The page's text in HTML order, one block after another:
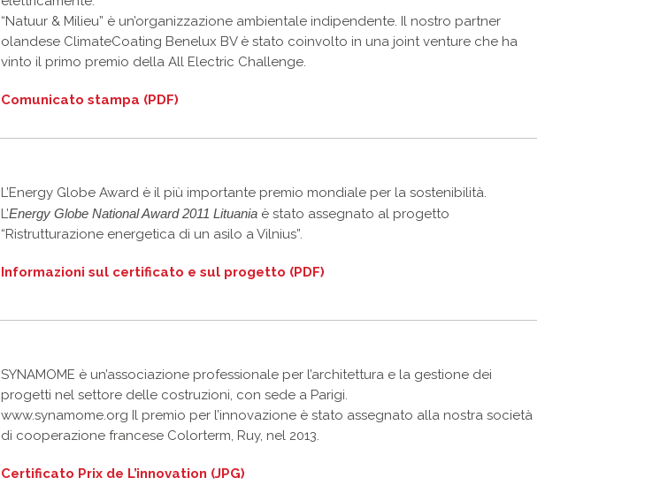
“Natuur & Milieu” è un’organizzazione ambientale indipendente. Il nostro partner
olandese ClimateCoating Benelux BV è stato coinvolto in una joint venture che ha
vinto il primo premio della All Electric Challenge.
Comunicato stampa (PDF)
L’Energy Globe Award è il più importante premio mondiale per la sostenibilità.
L’Energy Globe National Award 2011 Lituania è stato assegnato al progetto
“Ristrutturazione energetica di un asilo a Vilnius”.
Informazioni sul certificato e sul progetto (PDF)
SYNAMOME è un’associazione professionale per l’architettura e la gestione dei
progetti nel settore delle costruzioni, con sede a Parigi.
www.synamome.org Il premio per l’innovazione è stato assegnato alla nostra società
di cooperazione francese Colorterm, Ruy, nel 2013.
Certificato Prix de L’innovation (JPG)